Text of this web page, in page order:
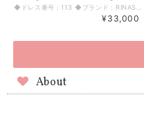
¥33,000
About